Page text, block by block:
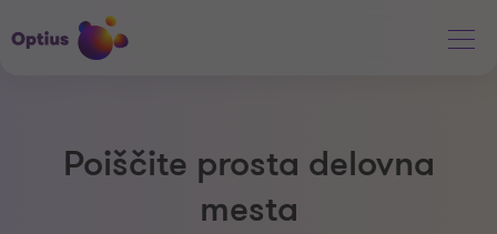
Poiščite prosta delovna
mesta